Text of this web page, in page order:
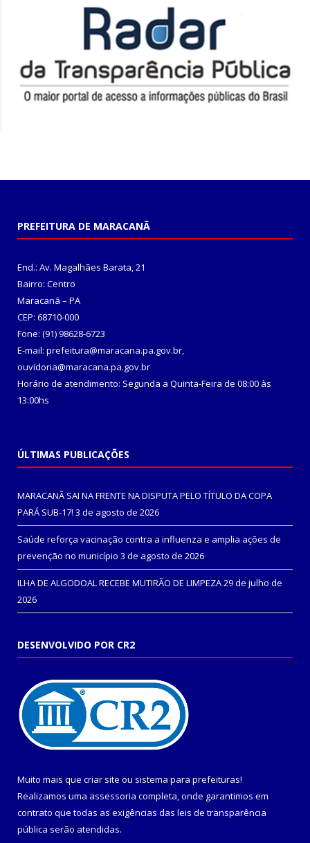
PREFEITURA DE MARACANÃ
End.: Av. Magalhães Barata, 21
Bairro: Centro
Maracanã – PA
CEP: 68710-000
Fone: (91) 98628-6723
E-mail: prefeitura@maracana.pa.gov.br,
ouvidoria@maracana.pa.gov.br
Horário de atendimento: Segunda a Quinta-Feira de 08:00 às
13:00hs
ÚLTIMAS PUBLICAÇÕES
MARACANÃ SAI NA FRENTE NA DISPUTA PELO TÍTULO DA COPA
PARÁ SUB-17! 3 de agosto de 2026
Saúde reforça vacinação contra a influenza e amplia ações de
prevenção no município 3 de agosto de 2026
ILHA DE ALGODOAL RECEBE MUTIRÃO DE LIMPEZA29 de julho de
2026
DESENVOLVIDO POR CR2
Muito mais que criar site ou sistema para prefeituras!
Realizamos uma assessoria completa, onde garantimos em
contrato que todas as exigências das leis de transparência
pública serão atendidas.